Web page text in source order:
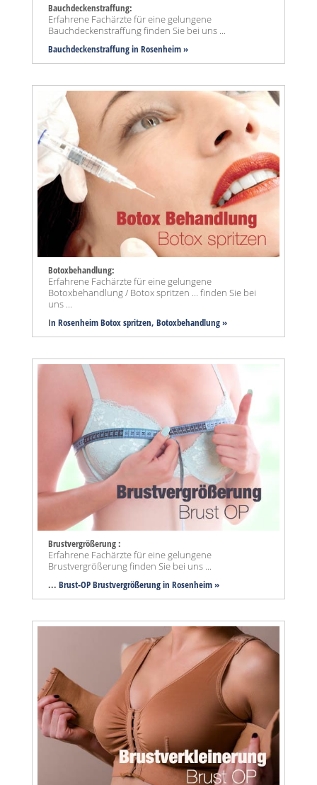
Bauchdeckenstraffung:
Erfahrene Fachärzte für eine gelungene
Bauchdeckenstraffung finden Sie bei uns ...
Bauchdeckenstraffungin Rosenheim »
Botoxbehandlung:
Erfahrene Fachärzte für eine gelungene
Botoxbehandlung / Botox spritzen ... finden Sie bei
uns ...
In Rosenheim Botox spritzen, Botoxbehandlung »
Brustvergrößerung :
Erfahrene Fachärzte für eine gelungene
Brustvergrößerung finden Sie bei uns ...
... Brust-OP Brustvergrößerung in Rosenheim »